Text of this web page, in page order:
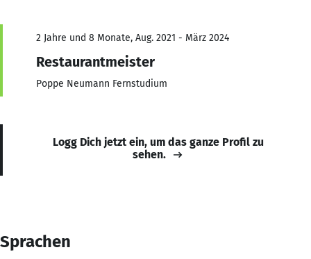
2 Jahre und 8 Monate, Aug. 2021 - März 2024
Restaurantmeister
Poppe Neumann Fernstudium
Logg Dich jetzt ein, um das ganze Profil zu
sehen.
Sprachen